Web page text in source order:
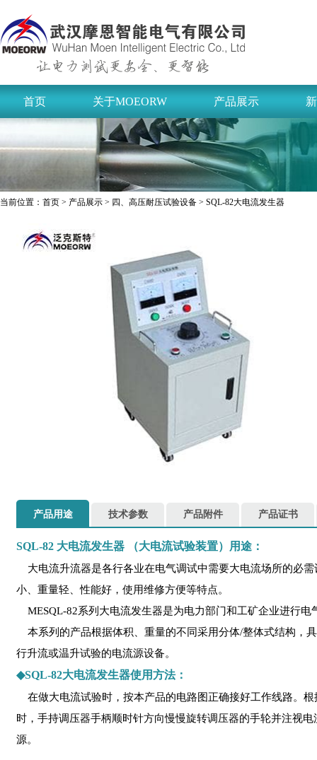
首页 关于MOEORW 产品展示
当前位置： 首页 > 产品展示 > 四、高压耐压试验设备 > SQL-82大电流发生器
产品用途 技术参数 产品附件 产品证书
SQL-82 大电流发生器 （大电流试验装置）用途：
大电流升流器是各行各业在电气调试中需要大电流场所的必
小、重量轻、性能好，使用维修方便等特点。
MESQL-82系列大电流发生器是为电力部门和工矿企业进行
本系列的产品根据体积、重量的不同采用分体/整体式结构，
行升流或温升试验的电流源设备。
◆SQL-82大电流发生器使用方法：
在做大电流试验时，按本产品的电路图正确接好工作线路。
时，手持调压器手柄顺时针方向慢慢旋转调压器的手轮并注视
源。